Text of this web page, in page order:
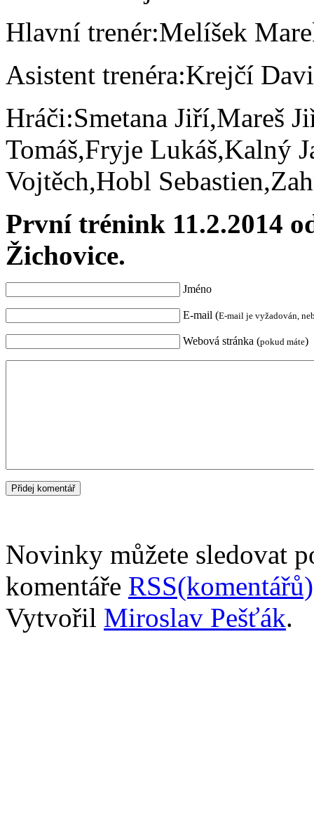
Hlavní trenér:Melíšek
Asistent trenéra:Krejčí
Hráči:Smetana Jiří,Mareš
Tomáš,Fryje Lukáš,Kalný
Vojtěch,Hobl
První trénink 11.2.2014
Žichovice.
Jméno
E-mail (E-mail je vyžadován,
Webová stránka (pokud máte)
Novinky můžete sledovat
komentáře RSS(komentářů)
Vytvořil Miroslav Pešťák.